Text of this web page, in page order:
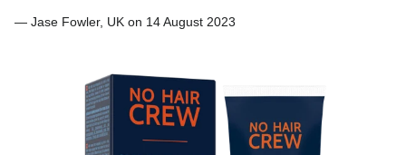
— Jase Fowler, UK on 14 August 2023